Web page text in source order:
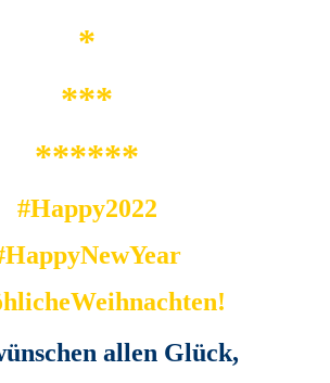
*
***
******
#Happy2022
allen Glück,